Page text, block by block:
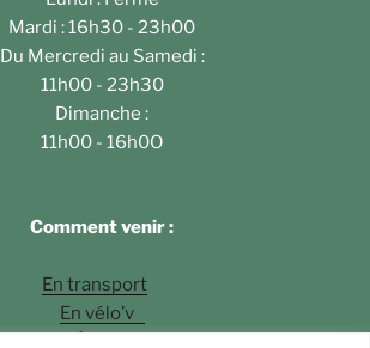
Mardi : 16h30 - 23h00
Du Mercredi au Samedi :
11h00 - 23h30
Dimanche :
11h00 - 16h0O
Comment venir :
En transport
En vélo’v